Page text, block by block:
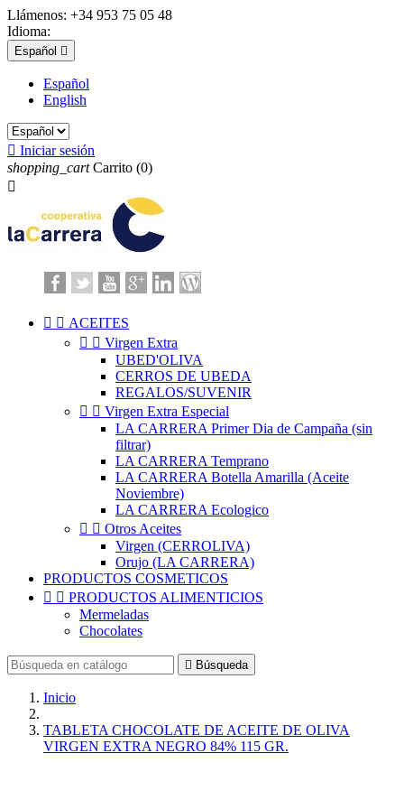
Llámenos: +34 953 75 05 48
Idioma:
Español 
Español
English
 Iniciar sesión
shopping_cart Carrito (0)

  ACEITES
  Virgen Extra
UBED'OLIVA
CERROS DE UBEDA
REGALOS/SUVENIR
  Virgen Extra Especial
LA CARRERA Primer Dia de Campaña (sin
filtrar)
LA CARRERA Temprano
LA CARRERA Botella Amarilla (Aceite
Noviembre)
LA CARRERA Ecologico
  Otros Aceites
Virgen (CERROLIVA)
Orujo (LA CARRERA)
PRODUCTOS COSMETICOS
  PRODUCTOS ALIMENTICIOS
Mermeladas
Chocolates
 Búsqueda
Inicio
TABLETA CHOCOLATE DE ACEITE DE OLIVA
VIRGEN EXTRA NEGRO 84% 115 GR.